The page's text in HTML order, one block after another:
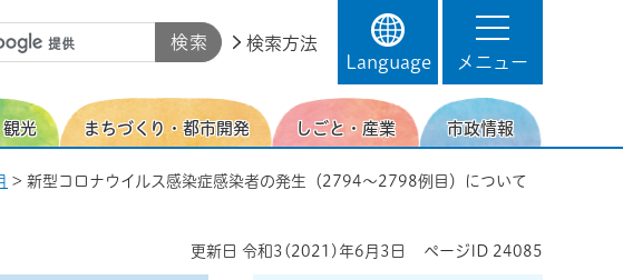
検索方法
Language
メニュー
観光 まちづくり・都市開発 しごと・産業 市政情報
> 新型コロナウイルス感染症感染者の発生（2794～2798例目）について
更新日 令和3(2021)年6月3日 ページID 24085